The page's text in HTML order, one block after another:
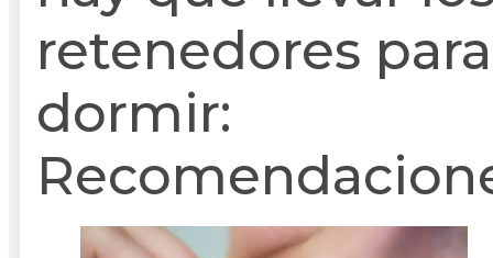
retenedores para
dormir: